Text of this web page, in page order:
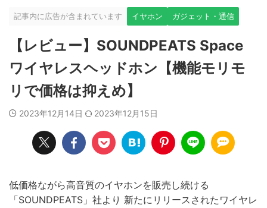
記事内に広告が含まれています イヤホン ガジェット・通信
【レビュー】SOUNDPEATS Space
ワイヤレスヘッドホン【機能モリモ
リで価格は抑えめ】
2023年12月14日 2023年12月15日
低価格ながら高音質のイヤホンを販売し続ける
「SOUNDPEATS」社より 新たにリリースされたワイヤレ